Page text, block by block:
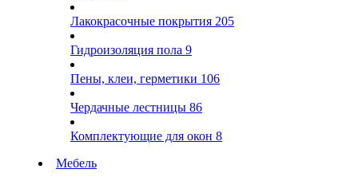
Лакокрасочные покрытия 205
Гидроизоляция пола 9
Пены, клеи, герметики 106
Чердачные лестницы 86
Комплектующие для окон 8
Мебель